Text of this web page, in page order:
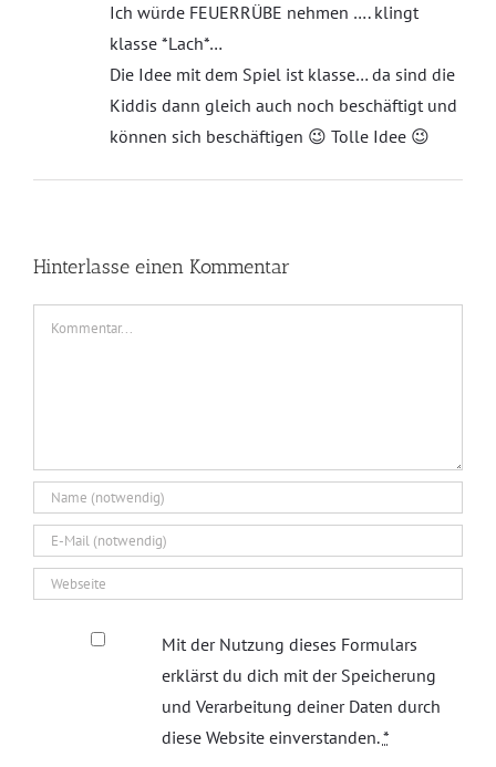
Ich würde FEUERRÜBE nehmen …. klingt
klasse *Lach*…
Die Idee mit dem Spiel ist klasse… da sind die
Kiddis dann gleich auch noch beschäftigt und
können sich beschäftigen 😉 Tolle Idee 😉
Hinterlasse einen Kommentar
Kommentar
Mit der Nutzung dieses Formulars
erklärst du dich mit der Speicherung
und Verarbeitung deiner Daten durch
diese Website einverstanden.*